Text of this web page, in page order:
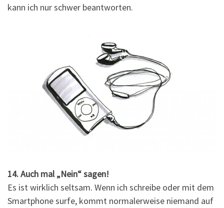
kann ich nur schwer beantworten.
14. Auch mal „Nein“ sagen!
Es ist wirklich seltsam. Wenn ich schreibe oder mit dem
Smartphone surfe, kommt normalerweise niemand auf